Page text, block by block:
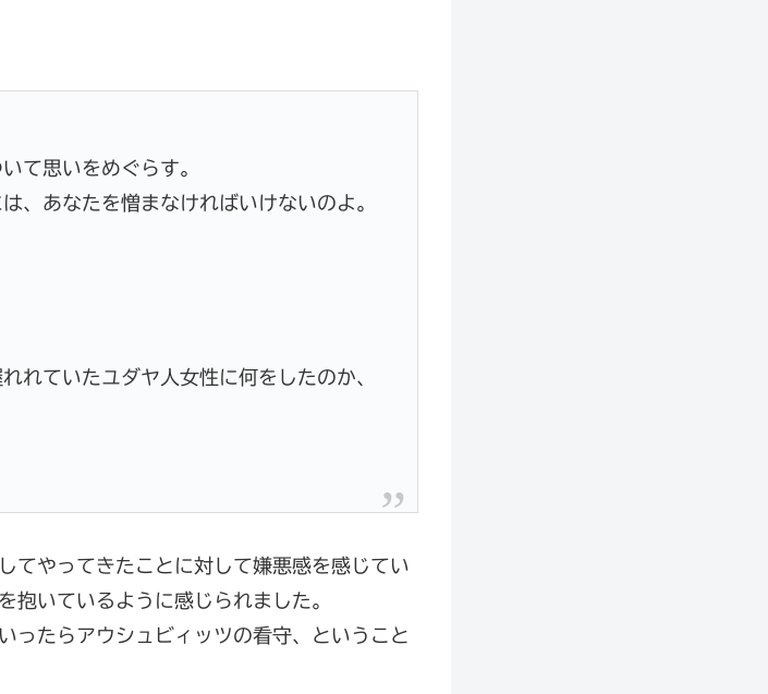
て思いをめぐらす。
、あなたを憎まなければいけないのよ。
れていたユダヤ人女性に何をしたのか、
てやってきたことに対して嫌悪感を感じてい
抱いているように感じられました。
ったらアウシュビィッツの看守、ということ